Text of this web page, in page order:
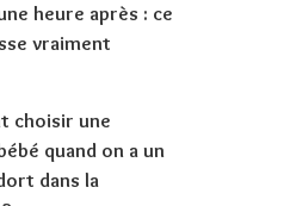
heure après : ce
vraiment
choisir une
quand on a un
dans la